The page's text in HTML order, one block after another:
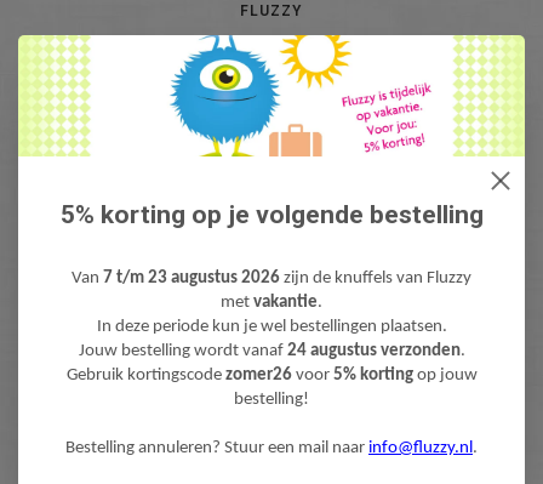
FLUZZY
KLANTENSERVICE
INFO@FLUZZY.NL
Fluzzy is de webshop met bijzondere Knuffels & Pluche! Lieve teddyberen,
mooie knuffeldieren, gekke fantasie & fun knuffels, pluche figuren bekend
van Film & TV en zacht pluche baby speelgoed. Levertijd: 1-3 werdagen.
5% korting op je volgende bestelling
Van 7 t/m 23 augustus 2026 zijn de knuffels van Fluzzy
met vakantie.
In deze periode kun je wel bestellingen plaatsen.
Jouw bestelling wordt vanaf 24 augustus verzonden.
Gebruik kortingscode zomer26 voor 5% kortingop jouw
bestelling!
Bestelling annuleren? Stuur een mail naar info@fluzzy.nl.